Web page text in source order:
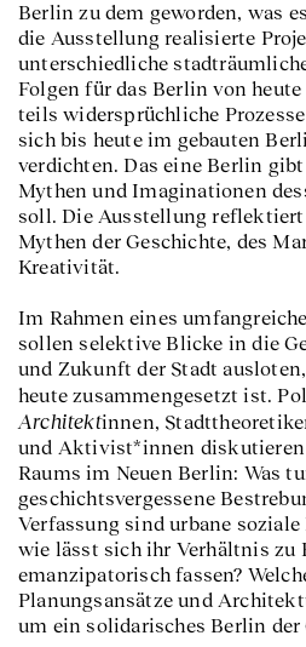
Berlin zu dem geworden, was
die Ausstellung realisierte
unterschiedliche
Folgen für das Berlin von
teils widersprüchliche
sich bis heute im gebauten
verdichten. Das eine Berlin
Mythen und Imaginationen
soll. Die Ausstellung
Mythen der Geschichte, des
Kreativität.
Im Rahmen eines
sollen selektive Blicke in die
und Zukunft der Stadt
heute zusammengesetzt ist.
Architektinnen,
und Aktivist*innen diskutieren
Raums im Neuen Berlin: Was
geschichtsvergessene
Verfassung sind urbane soziale
wie lässt sich ihr Verhältnis zu
emanzipatorisch fassen?
Planungsansätze und
um ein solidarisches Berlin